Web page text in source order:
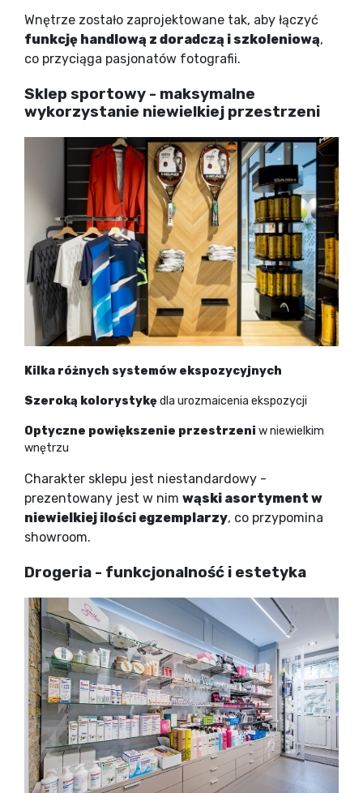
Wnętrze zostało zaprojektowane tak, aby łączyć
funkcję handlową z doradczą i szkoleniową,
co przyciąga pasjonatów fotografii.
Sklep sportowy - maksymalne
wykorzystanie niewielkiej przestrzeni
Kilka różnych systemów ekspozycyjnych
Szeroką kolorystykędla urozmaicenia ekspozycji
Optyczne powiększenie przestrzeni w niewielkim
wnętrzu
Charakter sklepu jest niestandardowy -
prezentowany jest w nim wąski asortyment w
niewielkiej ilości egzemplarzy, co przypomina
showroom.
Drogeria - funkcjonalność i estetyka